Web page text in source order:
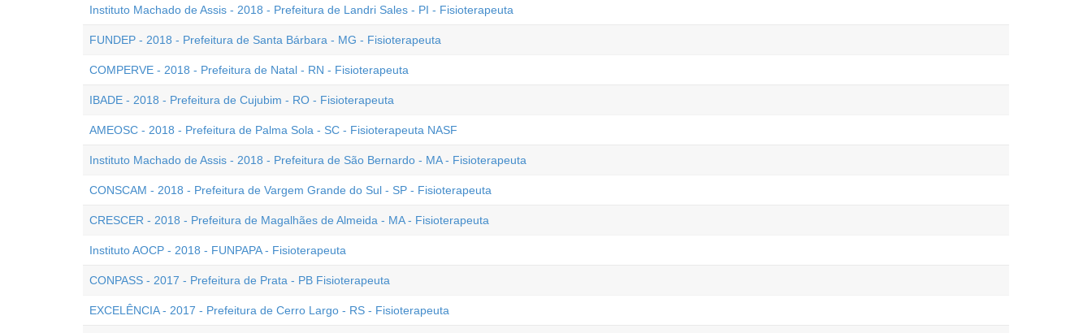
Instituto Machado de Assis - 2018 - Prefeitura de Landri Sales - PI - Fisioterapeuta
FUNDEP - 2018 - Prefeitura de Santa Bárbara - MG - Fisioterapeuta
COMPERVE - 2018 - Prefeitura de Natal - RN - Fisioterapeuta
IBADE - 2018 - Prefeitura de Cujubim - RO - Fisioterapeuta
AMEOSC - 2018 - Prefeitura de Palma Sola - SC - Fisioterapeuta NASF
Instituto Machado de Assis - 2018 - Prefeitura de São Bernardo - MA - Fisioterapeuta
CONSCAM - 2018 - Prefeitura de Vargem Grande do Sul - SP - Fisioterapeuta
CRESCER - 2018 - Prefeitura de Magalhães de Almeida - MA - Fisioterapeuta
Instituto AOCP - 2018 - FUNPAPA - Fisioterapeuta
CONPASS - 2017 - Prefeitura de Prata - PB Fisioterapeuta
EXCELÊNCIA - 2017 - Prefeitura de Cerro Largo - RS - Fisioterapeuta